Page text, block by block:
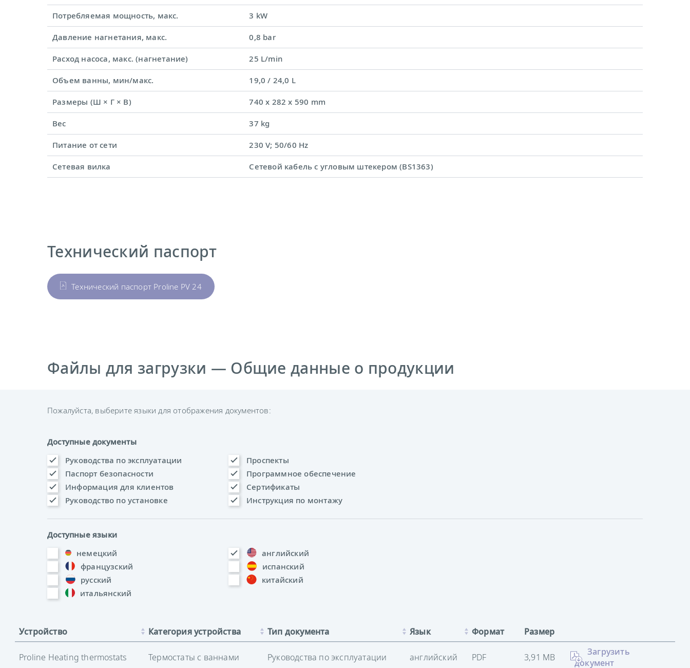
Потребляемая мощность, макс. 3 kW
Давление нагнетания, макс. 0,8 bar
Расход насоса, макс. (нагнетание) 25 L/min
Объем ванны, мин/макс. 19,0 / 24,0 L
Размеры (Ш × Г × В) 740 x 282 x 590 mm
Вес 37 kg
Питание от сети 230 V; 50/60 Hz
Сетевая вилка Сетевой кабель с угловым штекером (BS1363)
Технический паспорт
Технический паспорт Proline PV 24
Файлы для загрузки — Общие данные о продукции
Пожалуйста, выберите языки для отображения документов:
Доступные документы
Руководства по эксплуатации
Проспекты
Паспорт безопасности
Программное обеспечение
Информация для клиентов
Сертификаты
Руководство по установке
Инструкция по монтажу
Доступные языки
немецкий
английский
французский
испанский
русский
китайский
итальянский
Устройство Категория устройства Тип документа Язык Формат Размер
Proline Heating thermostats Термостаты с ваннами Руководства по эксплуатации английский PDF 3,91 MB
Загрузить
документ